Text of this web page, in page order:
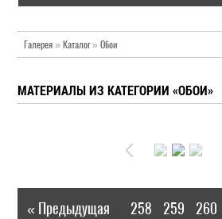
Галерея » Каталог» Обои
МАТЕРИАЛЫ ИЗ КАТЕГОРИИ «ОБОИ»
« Предыдущая 258 259 260